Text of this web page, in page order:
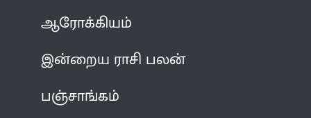
ஆரோக்கியம்
இன்றைய ராசி பலன்
பஞ்சாங்கம்